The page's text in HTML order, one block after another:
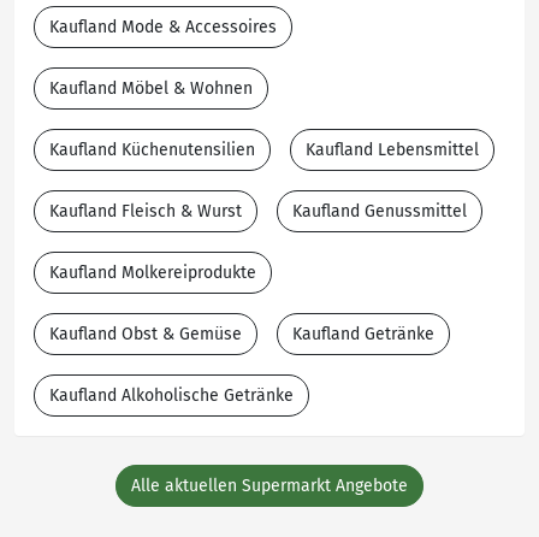
Kaufland Mode & Accessoires
Kaufland Möbel & Wohnen
Kaufland Küchenutensilien Kaufland Lebensmittel
Kaufland Fleisch & Wurst Kaufland Genussmittel
Kaufland Molkereiprodukte
Kaufland Obst & Gemüse Kaufland Getränke
Kaufland Alkoholische Getränke
Alle aktuellen Supermarkt Angebote